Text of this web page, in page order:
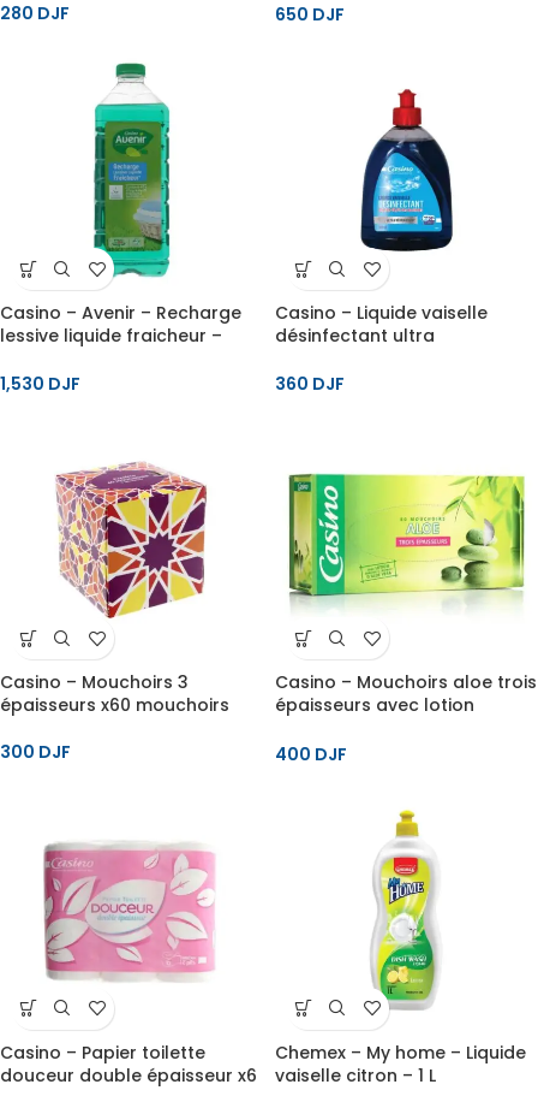
280 DJF
650 DJF
Casino – Avenir – Recharge
lessive liquide fraicheur –
1,530 DJF
Casino – Liquide vaiselle
désinfectant ultra
360 DJF
Casino – Mouchoirs 3
épaisseurs x60 mouchoirs
300 DJF
Casino – Mouchoirs aloe trois
épaisseurs avec lotion
x80 mouchoirs blancs
400 DJF
Casino – Papier toilette
douceur double épaisseur x6
Chemex – My home – Liquide
vaiselle citron – 1 L